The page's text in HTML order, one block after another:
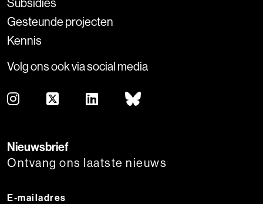
Gesteunde projecten
Kennis
Volg ons ook via social media
Nieuwsbrief
Ontvang ons laatste nieuws
E-mailadres